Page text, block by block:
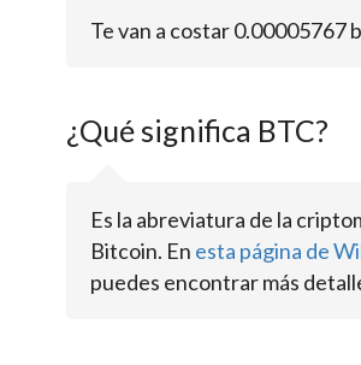
Te van a costar 0.00005767
¿Qué significa BTC?
Es la abreviatura de la
Bitcoin. En esta página de
puedes encontrar más